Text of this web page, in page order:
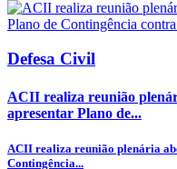
Defesa Civil
ACII realiza reunião
apresentar Plano de...
ACII realiza reunião plenária
Contingência...